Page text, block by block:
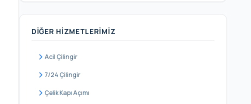
İnönü
İstasyon
DIĞER HIZMETLERIMIZ
Acil Çilingir
7/24 Çilingir
Çelik Kapı Açımı